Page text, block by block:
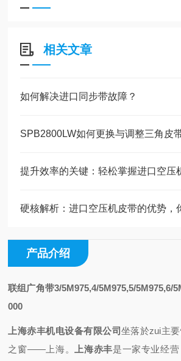
相关文章
如何解决进口同步带故障？
SPB2800LW如何更换与调整三角皮
提升效率的关键：轻松掌握进口空压
硬核解析：进口空压机皮带的优势，
产品介绍
联组广角带3/5M975,4/5M975,5/5M975,6/
000
上海赤丰机电设备有限公司坐落於zui主
之 窗——上海。 上海赤丰是一家专业经营